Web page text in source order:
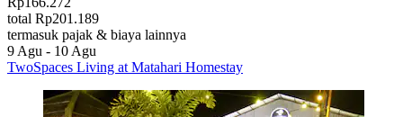
total Rp201.189
termasuk pajak & biaya lainnya
9 Agu - 10 Agu
TwoSpaces Living at Matahari Homestay